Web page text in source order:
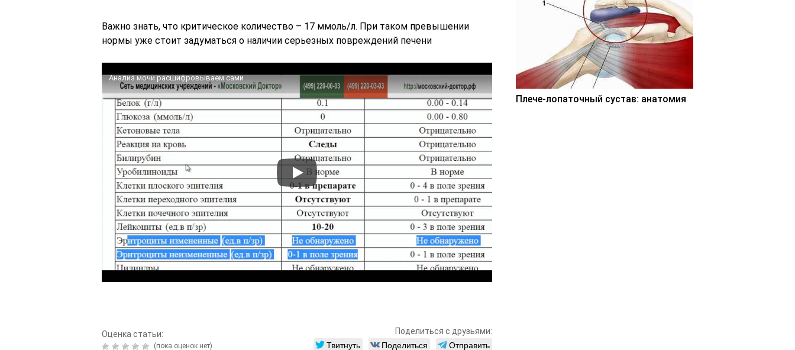
Важно знать, что критическое количество – 17 ммоль/л. При таком превышении
нормы уже стоит задуматься о наличии серьезных повреждений печени
Анализ мочи расшифровываем сами
Оценка статьи:
(пока оценок нет)
Поделиться с друзьями:
Твитнуть Поделиться Отправить
Плече-лопаточный сустав: анатомия